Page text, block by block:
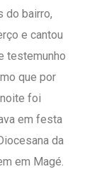
do bairro,
e cantou
testemunho
que por
foi
em festa
da
em Magé.